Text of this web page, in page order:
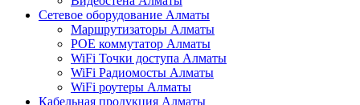
Сетевое оборудование Алматы
Маршрутизаторы Алматы
POE коммутатор Алматы
WiFi Точки доступа Алматы
WiFi Радиомосты Алматы
WiFi роутеры Алматы
Кабельная продукция Алматы